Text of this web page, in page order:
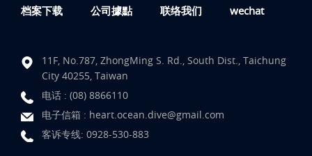
档案下载 公司據點 联络我们 wechat
11F, No.787, ZhongMing S. Rd., South Dist., Taichung
City 40255, Taiwan
电话 : (08) 8866110
电子信箱 : heart.ocean.dive@gmail.com
客诉专线: 0928-530-883